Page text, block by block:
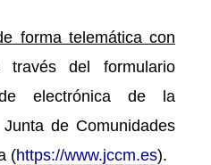
forma telemática con
del formulario
electrónica de la
de Comunidades
(https://www.jccm.es).